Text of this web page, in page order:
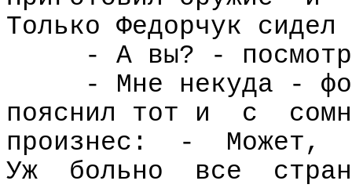
Только Федорчук сидел
- А вы? -
- Мне некуда -
пояснил тот и
с
произнес:
-
Может,
Уж
больно все